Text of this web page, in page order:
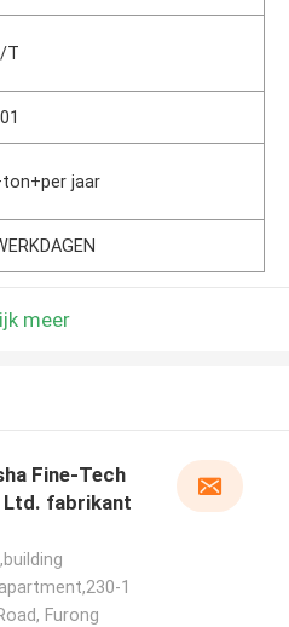
T
jaar
meer
Fine-Tech
Ltd. fabrikant
1
Furong